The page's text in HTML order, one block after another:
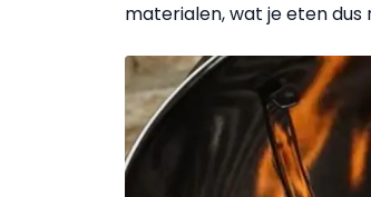
materialen, wat je eten dus